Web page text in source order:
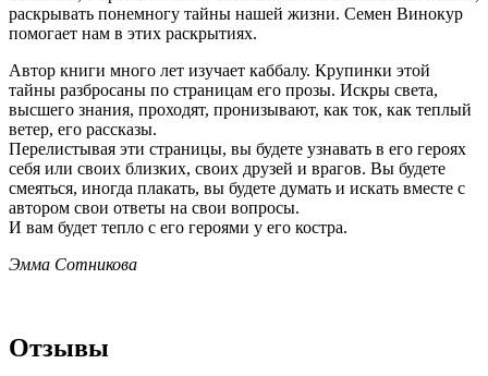
раскрывать понемногу тайны нашей жизни. Семен Винокур
помогает нам в этих раскрытиях.
Автор книги много лет изучает каббалу. Крупинки этой
тайны разбросаны по страницам его прозы. Искры света,
высшего знания, проходят, пронизывают, как ток, как теплый
ветер, его рассказы.
Перелистывая эти страницы, вы будете узнавать в его героях
себя или своих близких, своих друзей и врагов. Вы будете
смеяться, иногда плакать, вы будете думать и искать вместе с
автором свои ответы на свои вопросы.
И вам будет тепло с его героями у его костра.
Эмма Сотникова
Отзывы